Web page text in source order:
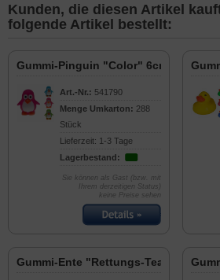
Kunden, die diesen Artikel
folgende Artikel bestellt:
Gummi-Pinguin "Color" 6cm
Art.-Nr.: 541790
Menge Umkarton: 288
Stück
Lieferzeit: 1-3 Tage
Lagerbestand:
Sie können als Gast (bzw. mit
Ihrem derzeitigen Status)
keine Preise sehen
Gummi-Ente "Rettungs-Team" 5cm